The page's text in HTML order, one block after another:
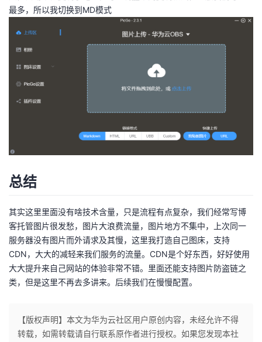
最多，所以我切换到MD模式
总结
其实这里里面没有啥技术含量，只是流程有点复杂，我们经常写博
客托管图片很发愁，图片大浪费流量，图片地方不集中，上次同一
服务器没有图片而外请求及其慢，这里我打造自己图床，支持
CDN，大大的减轻来我们服务的流量。CDN是个好东西，好好使用
大大提升来自己网站的体验非常不错。里面还能支持图片防盗链之
类，但是这里不再去多讲来。后续我们在慢慢配置。
【版权声明】本文为华为云社区用户原创内容，未经允许不得
转载，如需转载请自行联系原作者进行授权。如果您发现本社